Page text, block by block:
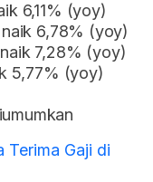
6,11% (yoy)
6,78% (yoy)
7,28% (yoy)
5,77% (yoy)
Terima Gaji di